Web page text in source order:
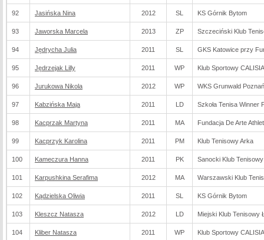
92 Jasińska Nina 2012 SL KS Górnik Bytom
93 Jaworska Marcela 2013 ZP Szczeciński Klub
94 Jędrycha Julia 2011 SL GKS Katowice przy
95 Jędrzejak Lilly 2011 WP Klub Sportowy
96 Jurukowa Nikola 2012 WP WKS Grunwald Poznań
97 Kabzińska Maja 2011 LD Szkoła Tenisa Winner
98 Kacprzak Martyna 2011 MA Fundacja De Arte
99 Kacprzyk Karolina 2011 PM Klub Tenisowy Arka
100 Kameczura Hanna 2011 PK Sanocki Klub Tenisowy
101 Karpushkina Serafima 2012 MA Warszawski Klub
102 Kądzielska Oliwia 2011 SL KS Górnik Bytom
103 Kleszcz Natasza 2012 LD Miejski Klub Tenisowy
104 Kliber Natasza 2011 WP Klub Sportowy